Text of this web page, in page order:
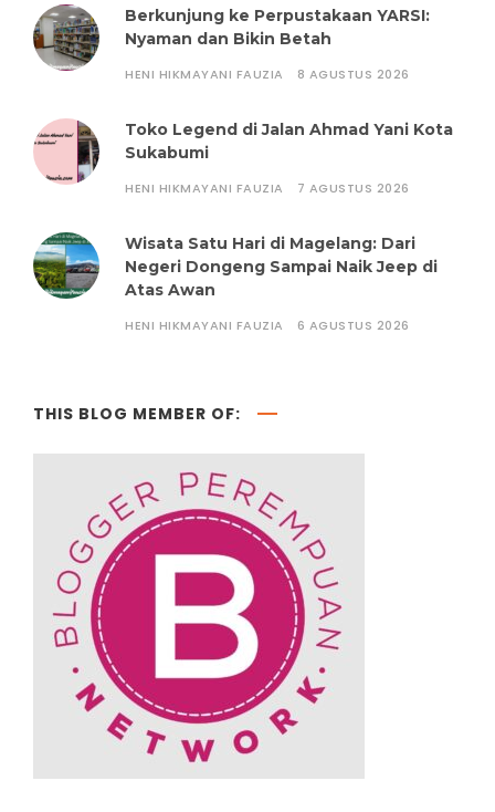
Berkunjung ke Perpustakaan YARSI:
Nyaman dan Bikin Betah
HENI HIKMAYANI FAUZIA 8 AGUSTUS 2026
Toko Legend di Jalan Ahmad Yani Kota
Sukabumi
HENI HIKMAYANI FAUZIA 7 AGUSTUS 2026
Wisata Satu Hari di Magelang: Dari
Negeri Dongeng Sampai Naik Jeep di
Atas Awan
HENI HIKMAYANI FAUZIA 6 AGUSTUS 2026
THIS BLOG MEMBER OF: